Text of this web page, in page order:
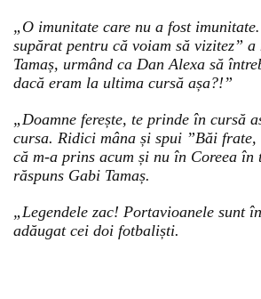
„O imunitate care nu a fost
supărat pentru că voiam să vizitez” a
Tamaș, urmând ca Dan Alexa să
dacă eram la ultima cursă așa?!”
„Doamne ferește, te prinde în cursă
cursa. Ridici mâna și spui ”Băi
că m-a prins acum și nu în Coreea
răspuns Gabi Tamaș.
„Legendele zac! Portavioanele sunt
adăugat cei doi fotbaliști.